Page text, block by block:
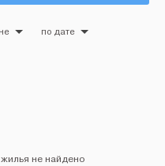
по дате